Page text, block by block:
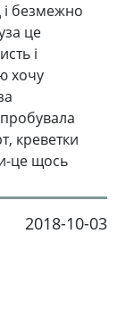
і безмежно
це
і
хочу
пробувала
креветки
це щось
2018-10-03